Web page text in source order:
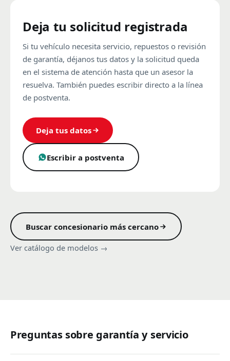
Deja tu solicitud registrada
Si tu vehículo necesita servicio, repuestos o revisión
de garantía, déjanos tus datos y la solicitud queda
en el sistema de atención hasta que un asesor la
resuelva. También puedes escribir directo a la línea
de postventa.
Deja tus datos
Escribir a postventa
Buscar concesionario más cercano
Ver catálogo de modelos →
Preguntas sobre garantía y servicio